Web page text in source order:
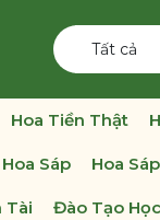
Tất cả
Hoa Tiền Thật
Sáp Hoa
Tài Đào Tạo